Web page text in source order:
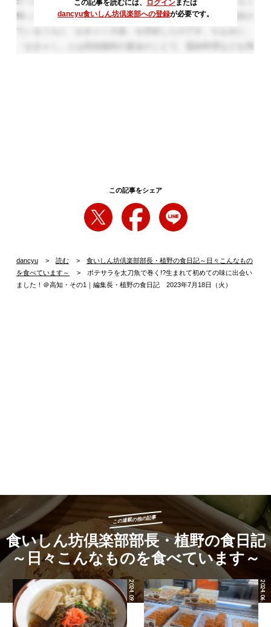
この記事を読むには、 ログインまたは
dancyu食いしん坊倶楽部への登録が必要です。
帰ってはみんなと酒を酌み交わします。そんなことを長年続け
ているうちに「おきゃく大使」を拝命したのです。ちなみに、
酒を呑み進めます。鯨カツもお願いします！……あ、売り切れ
ですか、残念。あ、マンボウがありますね、ください！マンボ
ウの心地よい歯応えと淡白な味わいに酢味噌が合いますね。
この記事をシェア
dancyu 読む
食いしん坊倶楽部部長・植野の食日記～日々こんなもの
を食べています～
ポテサラを太刀魚で巻く!?生まれて初めての味に出会い
ました！＠高知・その1｜編集長・植野の食日記 2023年7月18日（火）
この連載の他の記事
食いしん坊倶楽部部長・植野の食日記
～日々こんなものを食べています～
2024.09.03 2024.06.28